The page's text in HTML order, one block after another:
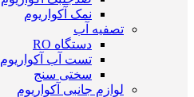
نمک آکواریوم
تصفیه آب
دستگاه RO
تست آب آکواریوم
سختی سنج
لوازم جانبی آکواریوم